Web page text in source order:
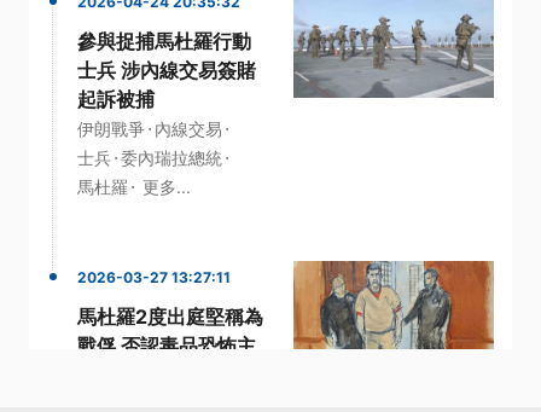
參與捉捕馬杜羅行動
士兵 涉內線交易簽賭
起訴被捕
伊朗戰爭· 內線交易 ·
士兵·委內瑞拉總統·
馬杜羅 · 更多...
2026-03-27 13:27:11
馬杜羅2度出庭堅稱為
戰俘 否認毒品恐怖主